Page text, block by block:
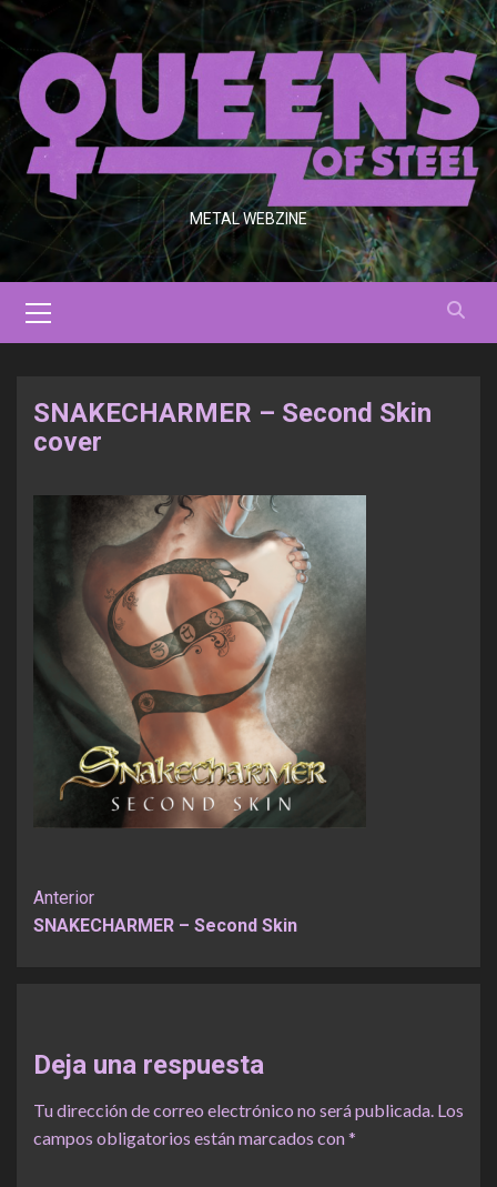
Saltar
al
contenido
METAL WEBZINE
primario
SNAKECHARMER – Second Skin
cover
Seguir
leyendo
Anterior
SNAKECHARMER – Second Skin
Deja una respuesta
Tu dirección de correo electrónico no será publicada. Los
campos obligatorios están marcados con*